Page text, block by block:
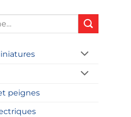
peignes